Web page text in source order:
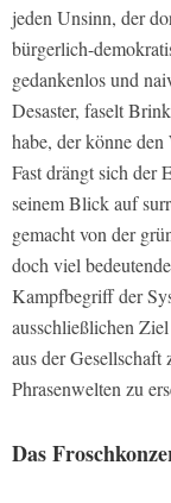
jeden Unsinn, der
bürgerlich-
gedankenlos und
Desaster, faselt
habe, der könne
Fast drängt sich der
seinem Blick auf
gemacht von der
doch viel
Kampfbegriff der
ausschließlichen
aus der
Phrasenwelten zu
Das